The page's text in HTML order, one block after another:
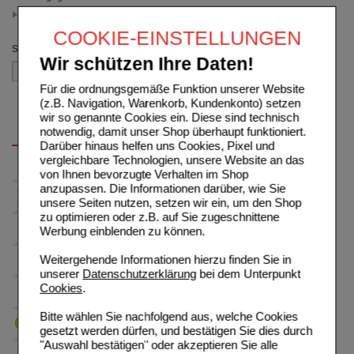
COOKIE-EINSTELLUNGEN
Wir schützen Ihre Daten!
Für die ordnungsgemäße Funktion unserer Website
(z.B. Navigation, Warenkorb, Kundenkonto) setzen
wir so genannte Cookies ein. Diese sind technisch
notwendig, damit unser Shop überhaupt funktioniert.
Darüber hinaus helfen uns Cookies, Pixel und
vergleichbare Technologien, unsere Website an das
von Ihnen bevorzugte Verhalten im Shop
anzupassen. Die Informationen darüber, wie Sie
unsere Seiten nutzen, setzen wir ein, um den Shop
zu optimieren oder z.B. auf Sie zugeschnittene
Werbung einblenden zu können.
Weitergehende Informationen hierzu finden Sie in
unserer Datenschutzerklärungbei dem Unterpunkt
Cookies.
Bitte wählen Sie nachfolgend aus, welche Cookies
gesetzt werden dürfen, und bestätigen Sie dies durch
"Auswahl bestätigen" oder akzeptieren Sie alle
Sortieren nach